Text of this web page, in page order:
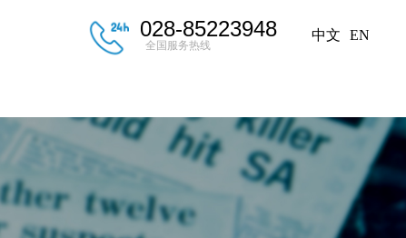
028-85223948
全国服务热线
中文 EN